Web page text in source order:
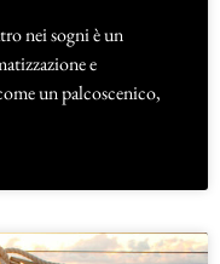
nei sogni è un
e
un palcoscenico,